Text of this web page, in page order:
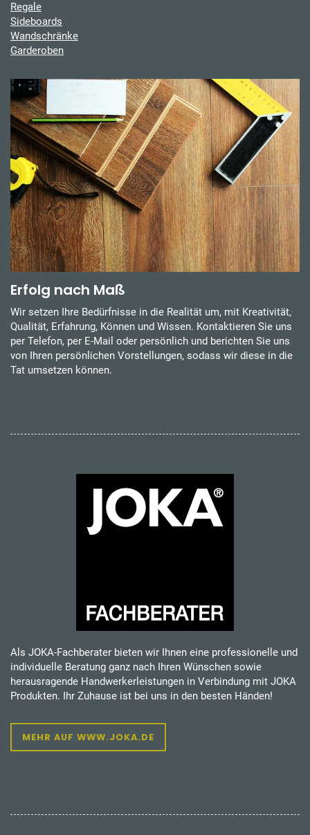
Regale
Sideboards
Wandschränke
Garderoben
Erfolg nach Maß
Wir setzen Ihre Bedürfnisse in die Realität um, mit Kreativität,
Qualität, Erfahrung, Können und Wissen. Kontaktieren Sie uns
per Telefon, per E-Mail oder persönlich und berichten Sie uns
von Ihren persönlichen Vorstellungen, sodass wir diese in die
Tat umsetzen können.
Als JOKA-Fachberater bieten wir Ihnen eine professionelle und
individuelle Beratung ganz nach Ihren Wünschen sowie
herausragende Handwerkerleistungen in Verbindung mit JOKA
Produkten. Ihr Zuhause ist bei uns in den besten Händen!
MEHR AUF WWW.JOKA.DE